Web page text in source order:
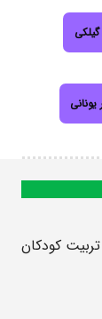
تربیت کودکان